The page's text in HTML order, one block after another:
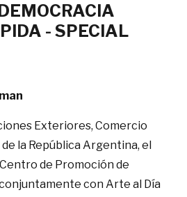
- SPECIAL
Exteriores, Comercio
la República Argentina, el
de Promoción de
con Arte al Día